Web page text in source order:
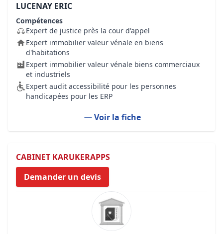
LUCENAY ERIC
Compétences
Expert de justice près la cour d'appel
Expert immobilier valeur vénale en biens
d'habitations
Expert immobilier valeur vénale biens commerciaux
et industriels
Expert audit accessibilité pour les personnes
handicapées pour les ERP
Voir la fiche
CABINET KARUKERAPPS
Demander un devis